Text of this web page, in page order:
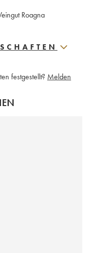
Roagna
festgestellt? Melden